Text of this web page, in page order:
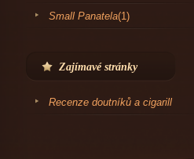
Small Panatela(1)
Zajímavé stránky
Recenze doutníků a cigarill